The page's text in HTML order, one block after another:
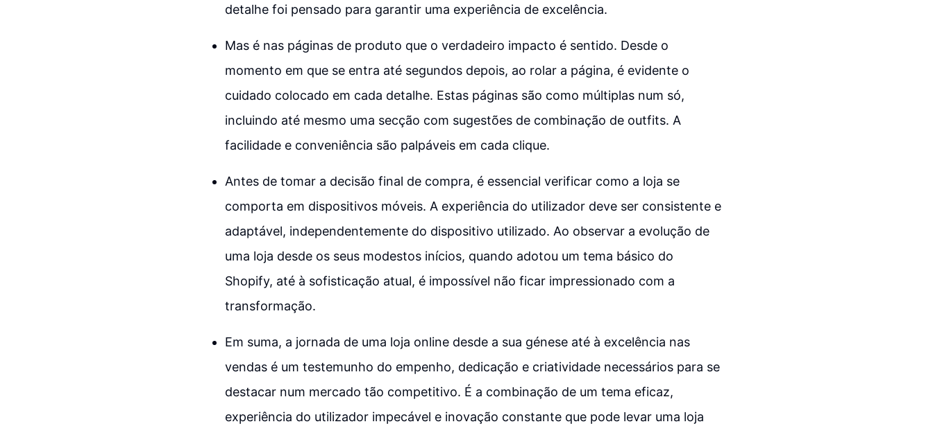
detalhe foi pensado para garantir uma experiência de excelência.
Mas é nas páginas de produto que o verdadeiro impacto é sentido. Desde o
momento em que se entra até segundos depois, ao rolar a página, é evidente o
cuidado colocado em cada detalhe. Estas páginas são como múltiplas num só,
incluindo até mesmo uma secção com sugestões de combinação de outfits. A
facilidade e conveniência são palpáveis em cada clique.
Antes de tomar a decisão final de compra, é essencial verificar como a loja se
comporta em dispositivos móveis. A experiência do utilizador deve ser consistente e
adaptável, independentemente do dispositivo utilizado. Ao observar a evolução de
uma loja desde os seus modestos inícios, quando adotou um tema básico do
Shopify, até à sofisticação atual, é impossível não ficar impressionado com a
transformação.
Em suma, a jornada de uma loja online desde a sua génese até à excelência nas
vendas é um testemunho do empenho, dedicação e criatividade necessários para se
destacar num mercado tão competitivo. É a combinação de um tema eficaz,
experiência do utilizador impecável e inovação constante que pode levar uma loja